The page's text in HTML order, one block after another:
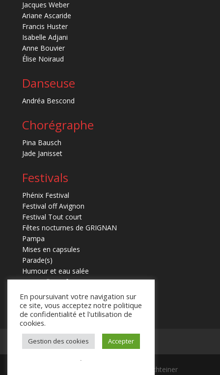
Jacques Weber
Ariane Ascaride
Francis Huster
Isabelle Adjani
Anne Bouvier
Élise Noiraud
Danseuse
Andréa Bescond
Chorégraphe
Pina Bausch
Jade Janisset
Festivals
Phénix Festival
Festival off Avignon
Festival Tout court
Fêtes nocturnes de GRIGNAN
Pampa
Mises en capsules
Parade(s)
Humour et eau salée
Marmaille en fugues
Mentions légales Contact
© 2025 Laurent Schteiner
En poursuivant votre navigation sur
ce site, vous acceptez notre politique
de confidentialité et l'utilisation de
cookies.
Gestion des cookies Accepter
.